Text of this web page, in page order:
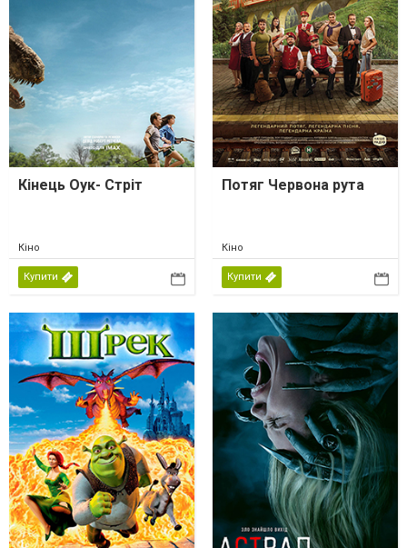
Кінець Оук- Стріт
Кіно
Купити
Потяг Червона рута
Кіно
Купити